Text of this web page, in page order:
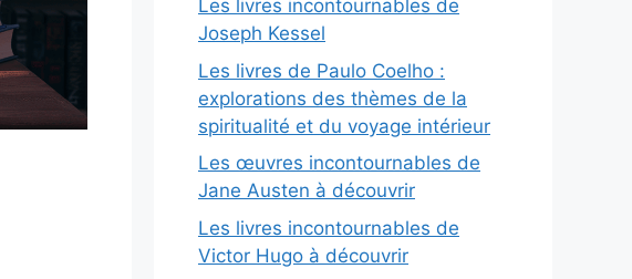
Les livres incontournables de
Joseph Kessel
Les livres de Paulo Coelho :
explorations des thèmes de la
spiritualité et du voyage intérieur
Les œuvres incontournables de
Jane Austen à découvrir
Les livres incontournables de
Victor Hugo à découvrir